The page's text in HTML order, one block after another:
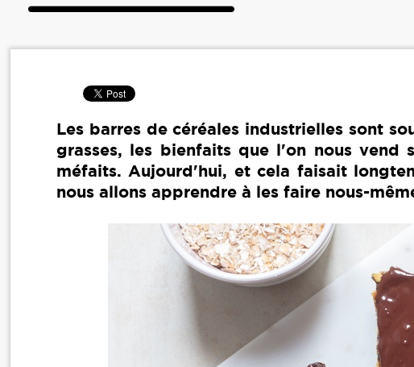
Les barres de céréales industrielles sont
grasses, les bienfaits que l'on nous
méfaits. Aujourd'hui, et cela faisait
nous allons apprendre à les faire nous-